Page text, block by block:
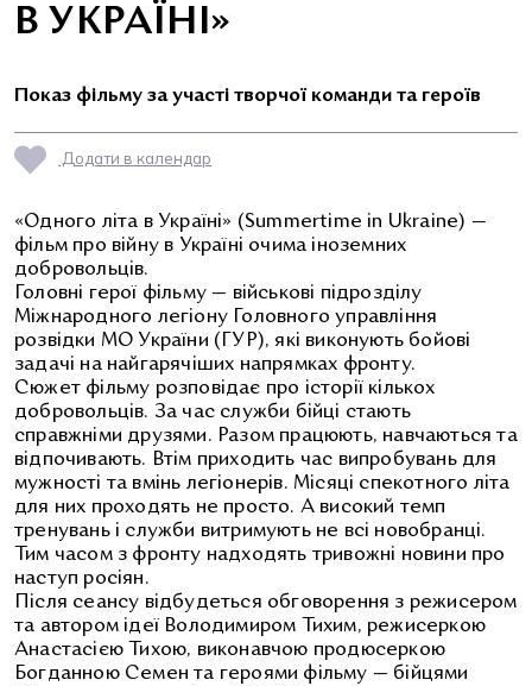
В УКРАЇНІ»
Показ фільму за участі творчої команди та героїв
Додати в календар
«Одного літа в Україні» (Summertime in Ukraine) —
фільм про війну в Україні очима іноземних
добровольців.
Головні герої фільму — військові підрозділу
Міжнародного легіону Головного управління
розвідки МО України (ГУР), які виконують бойові
задачі на найгарячіших напрямках фронту.
Сюжет фільму розповідає про історії кількох
добровольців. За час служби бійці стають
справжніми друзями. Разом працюють, навчаються та
відпочивають. Втім приходить час випробувань для
мужності та вмінь легіонерів. Місяці спекотного літа
для них проходять не просто. А високий темп
тренувань і служби витримують не всі новобранці.
Тим часом з фронту надходять тривожні новини про
наступ росіян.
Після сеансу відбудеться обговорення з режисером
та автором ідеї Володимиром Тихим, режисеркою
Анастасією Тихою, виконавчою продюсеркою
Богданною Семен та героями фільму — бійцями